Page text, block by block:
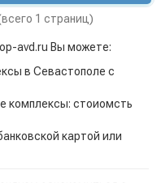
1 страниц)
avd.ru Вы можете:
в Севастополе с
комплексы: стоиомсть
картой или